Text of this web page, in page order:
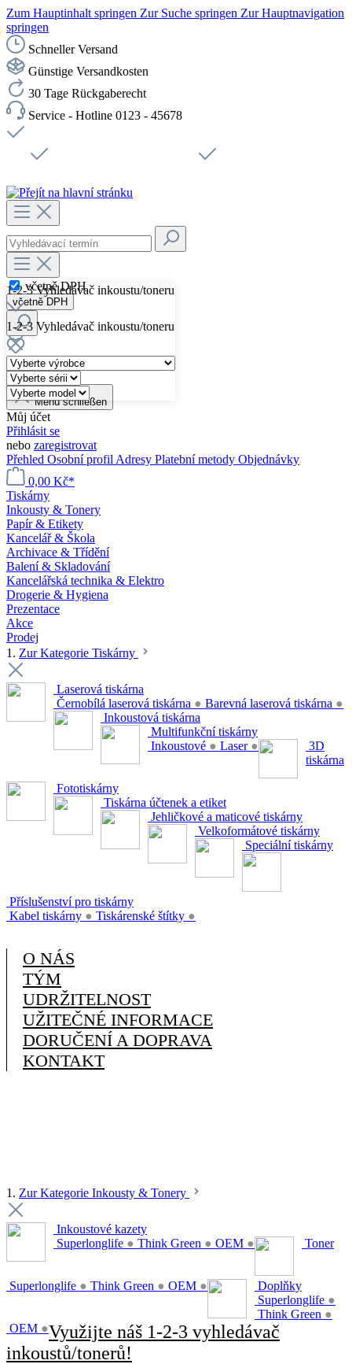
Zum Hauptinhalt springen Zur Suche springen Zur Hauptnavigation
springen
Schneller Versand
Günstige Versandkosten
30 Tage Rückgaberecht
Service - Hotline 0123 - 45678
včetně DPH
včetně DPH
Menü schließen
Můj účet
Přihlásit se
nebo zaregistrovat
Přehled Osobní profil Adresy Platební metody Objednávky
0,00 Kč*
Tiskárny
Inkousty & Tonery
Papír & Etikety
Kancelář & Škola
Archivace & Třídění
Balení & Skladování
Kancelářská technika & Elektro
Drogerie & Hygiena
Prezentace
Akce
Prodej
1. Zur Kategorie Tiskárny
Laserová tiskárna
Černobílá laserová tiskárna ● Barevná laserová tiskárna ●
Inkoustová tiskárna
Multifunkční tiskárny
Inkoustové ● Laser ●
3D
tiskárna
Fototiskárny
Tiskárna účtenek a etiket
Jehličkové a maticové tiskárny
Velkoformátové tiskárny
Speciální tiskárny
Příslušenství pro tiskárny
Kabel tiskárny ● Tiskárenské štítky ●
O NÁS
TÝM
UDRŽITELNOST
UŽITEČNÉ INFORMACE
DORUČENÍ A DOPRAVA
KONTAKT
1. Zur Kategorie Inkousty & Tonery
Inkoustové kazety
Superlonglife ● Think Green ● OEM ● Toner
Superlonglife ● Think Green ● OEM ●
Doplňky
Superlonglife ●
Think Green ●
OEM ●Využijte náš 1-2-3 vyhledávač
inkoustů/tonerů!
1-2-3 Vyhledávač inkoustu/toneru
1-2-3 Vyhledávač inkoustu/toneru